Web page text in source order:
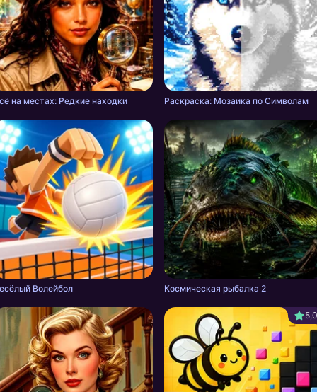
на местах: Редкие находки Раскраска: Мозаика по Символам
Волейбол Космическая рыбалка 2
5,0